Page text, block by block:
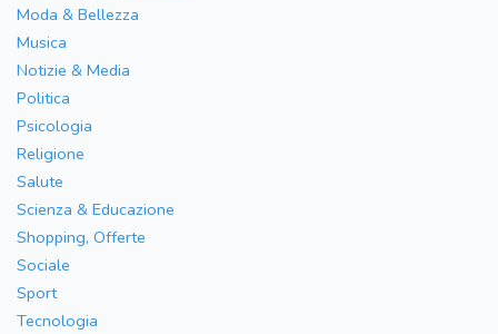
Moda & Bellezza
Musica
Notizie & Media
Politica
Psicologia
Religione
Salute
Scienza & Educazione
Shopping, Offerte
Sociale
Sport
Tecnologia